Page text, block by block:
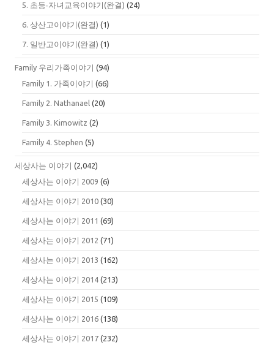
5. 초등∙자녀교육이야기(완결) (24)
6. 상산고이야기(완결) (1)
7. 일반고이야기(완결) (1)
Family 우리가족이야기 (94)
Family 1. 가족이야기 (66)
Family 2. Nathanael (20)
Family 3. Kimowitz (2)
Family 4. Stephen (5)
세상사는 이야기 (2,042)
세상사는 이야기 2009 (6)
세상사는 이야기 2010 (30)
세상사는 이야기 2011 (69)
세상사는 이야기 2012 (71)
세상사는 이야기 2013 (162)
세상사는 이야기 2014 (213)
세상사는 이야기 2015 (109)
세상사는 이야기 2016 (138)
세상사는 이야기 2017 (232)